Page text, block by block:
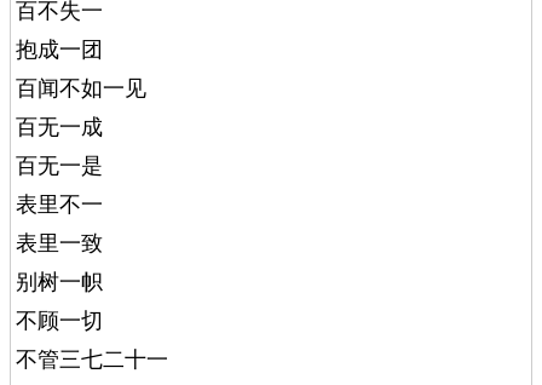
百不失一
抱成一团
百闻不如一见
百无一成
百无一是
表里不一
表里一致
别树一帜
不顾一切
不管三七二十一